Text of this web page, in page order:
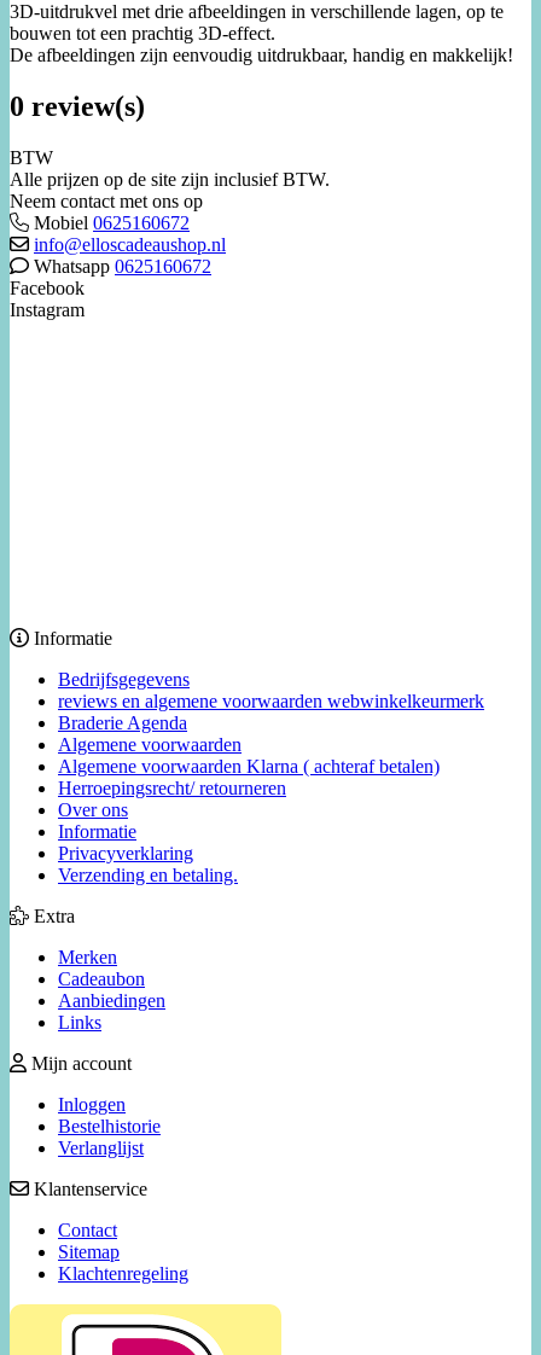
3D-uitdrukvel met drie afbeeldingen in verschillende lagen, op te
bouwen tot een prachtig 3D-effect.
De afbeeldingen zijn eenvoudig uitdrukbaar, handig en makkelijk!
0 review(s)
BTW
Alle prijzen op de site zijn inclusief BTW.
Neem contact met ons op
Mobiel 0625160672
info@elloscadeaushop.nl
Whatsapp 0625160672
Facebook
Instagram
Informatie
Bedrijfsgegevens
reviews en algemene voorwaarden webwinkelkeurmerk
Braderie Agenda
Algemene voorwaarden
Algemene voorwaarden Klarna ( achteraf betalen)
Herroepingsrecht/ retourneren
Over ons
Informatie
Privacyverklaring
Verzending en betaling.
Extra
Merken
Cadeaubon
Aanbiedingen
Links
Mijn account
Inloggen
Bestelhistorie
Verlanglijst
Klantenservice
Contact
Sitemap
Klachtenregeling